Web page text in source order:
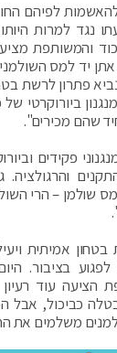
לפיהם
נגד למרות
והמשותפת
אתן יד למס
פתרון לרשת
ביורוקרטי
שהם מכירים".
פקידים
שולמן – הרי
אמיתית
לפגוע בציבור.
הציעה עוד
כביכול, אבל
משלמים את